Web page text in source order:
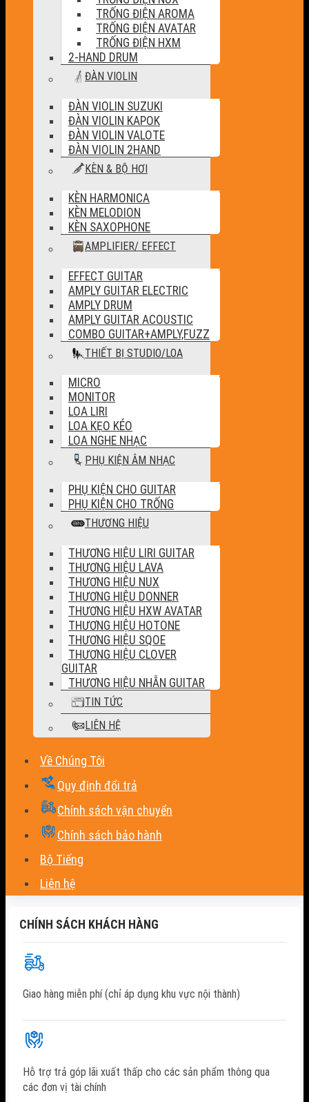
TRỐNG ĐIỆN AROMA
TRỐNG ĐIỆN AVATAR
TRỐNG ĐIỆN HXM
2-HAND DRUM
ĐÀN VIOLIN
ĐÀN VIOLIN SUZUKI
ĐÀN VIOLIN KAPOK
ĐÀN VIOLIN VALOTE
ĐÀN VIOLIN 2HAND
KÈN & BỘ HƠI
KÈN HARMONICA
KÈN MELODION
KÈN SAXOPHONE
AMPLIFIER/ EFFECT
EFFECT GUITAR
AMPLY GUITAR ELECTRIC
AMPLY DRUM
AMPLY GUITAR ACOUSTIC
COMBO GUITAR+AMPLY,FUZZ
THIẾT BỊ STUDIO/LOA
MICRO
MONITOR
LOA LIRI
LOA KẸO KÉO
LOA NGHE NHẠC
PHỤ KIỆN ÂM NHẠC
PHỤ KIỆN CHO GUITAR
PHỤ KIỆN CHO TRỐNG
THƯƠNG HIỆU
THƯƠNG HIỆU LIRI GUITAR
THƯƠNG HIỆU LAVA
THƯƠNG HIỆU NUX
THƯƠNG HIỆU DONNER
THƯƠNG HIỆU HXW AVATAR
THƯƠNG HIỆU HOTONE
THƯƠNG HIỆU SQOE
THƯƠNG HIỆU CLOVER
GUITAR
THƯƠNG HIỆU NHẪN GUITAR
TIN TỨC
LIÊN HỆ
Về Chúng Tôi
Quy định đổi trả
Chính sách vận chuyển
Chính sách bảo hành
Bộ Tiếng
Liên hệ
CHÍNH SÁCH KHÁCH HÀNG
Giao hàng miễn phí (chỉ áp dụng khu vực nội thành)
Hỗ trợ trả góp lãi xuất thấp cho các sản phẩm thông qua
các đơn vị tài chính